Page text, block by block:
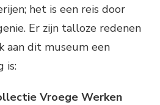
het is een reis door
Er zijn talloze redenen
aan dit museum een
is:
Vroege Werken